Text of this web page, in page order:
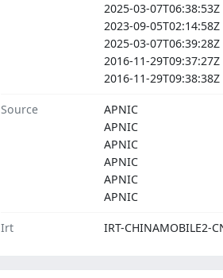
2025-03-07T06:38:53Z
2023-09-05T02:14:58Z
2025-03-07T06:39:28Z
2016-11-29T09:37:27Z
2016-11-29T09:38:38Z
Source
APNIC
APNIC
APNIC
APNIC
APNIC
APNIC
Irt IRT-CHINAMOBILE2-